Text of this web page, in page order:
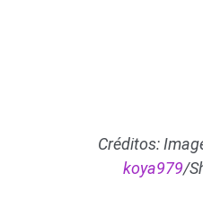
Créditos:
koya979/